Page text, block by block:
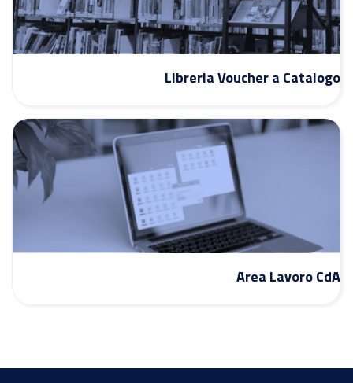
Libreria Voucher a Catalogo
Area Lavoro CdA